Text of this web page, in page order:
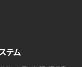
テム